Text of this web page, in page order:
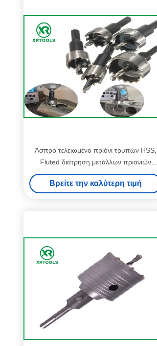
Άσπρο τελειωμένο πριόνι τρυπών HSS,
Fluted διάτρηση μετάλλων πριονιών
τρυπών μετάλλων δοντιών
Βρείτε την καλύτερη τιμή